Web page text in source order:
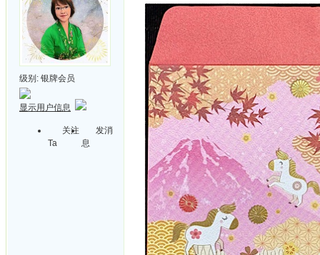
级别: 银牌会员
显示用户信息
关注
Ta
发消
息